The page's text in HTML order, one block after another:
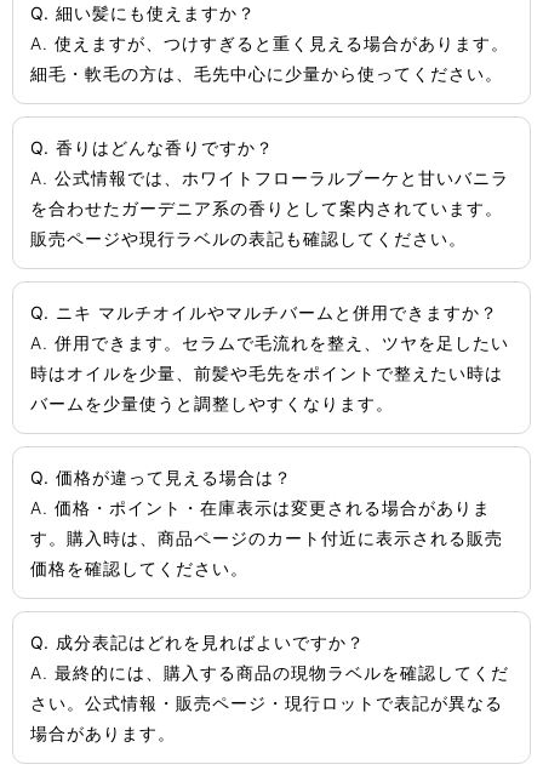
Q. 細い髪にも使えますか？
A. 使えますが、つけすぎると重く見える場合があります。
細毛・軟毛の方は、毛先中心に少量から使ってください。
Q. 香りはどんな香りですか？
A. 公式情報では、ホワイトフローラルブーケと甘いバニラ
を合わせたガーデニア系の香りとして案内されています。
販売ページや現行ラベルの表記も確認してください。
Q. ニキ マルチオイルやマルチバームと併用できますか？
A. 併用できます。セラムで毛流れを整え、ツヤを足したい
時はオイルを少量、前髪や毛先をポイントで整えたい時は
バームを少量使うと調整しやすくなります。
Q. 価格が違って見える場合は？
A. 価格・ポイント・在庫表示は変更される場合がありま
す。購入時は、商品ページのカート付近に表示される販売
価格を確認してください。
Q. 成分表記はどれを見ればよいですか？
A. 最終的には、購入する商品の現物ラベルを確認してくだ
さい。公式情報・販売ページ・現行ロットで表記が異なる
場合があります。